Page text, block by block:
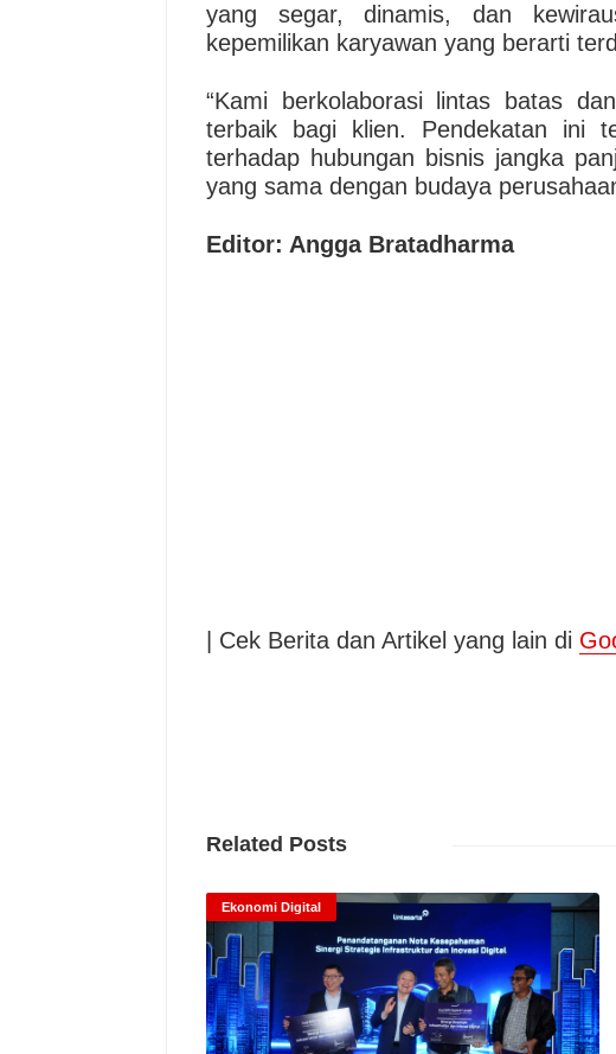
yang segar, dinamis, dan
kepemilikan karyawan yang berarti
“Kami berkolaborasi lintas batas
terbaik bagi klien. Pendekatan ini
terhadap hubungan bisnis jangka
yang sama dengan budaya
Editor: Angga Bratadharma
| Cek Berita dan Artikel yang lain di
Related Posts
Ekonomi Digital